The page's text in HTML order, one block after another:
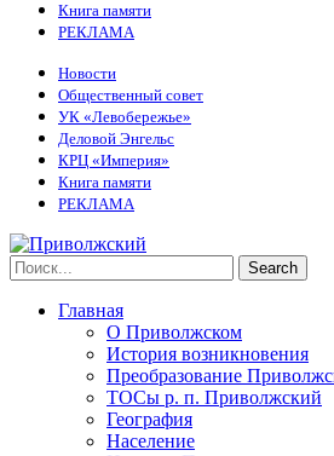
Книга памяти
РЕКЛАМА
Новости
Общественный совет
УК «Левобережье»
Деловой Энгельс
КРЦ «Империя»
Книга памяти
РЕКЛАМА
Главная
О Приволжском
История возникновения
Преобразование
ТОСы р. п. Приволжский
География
Население